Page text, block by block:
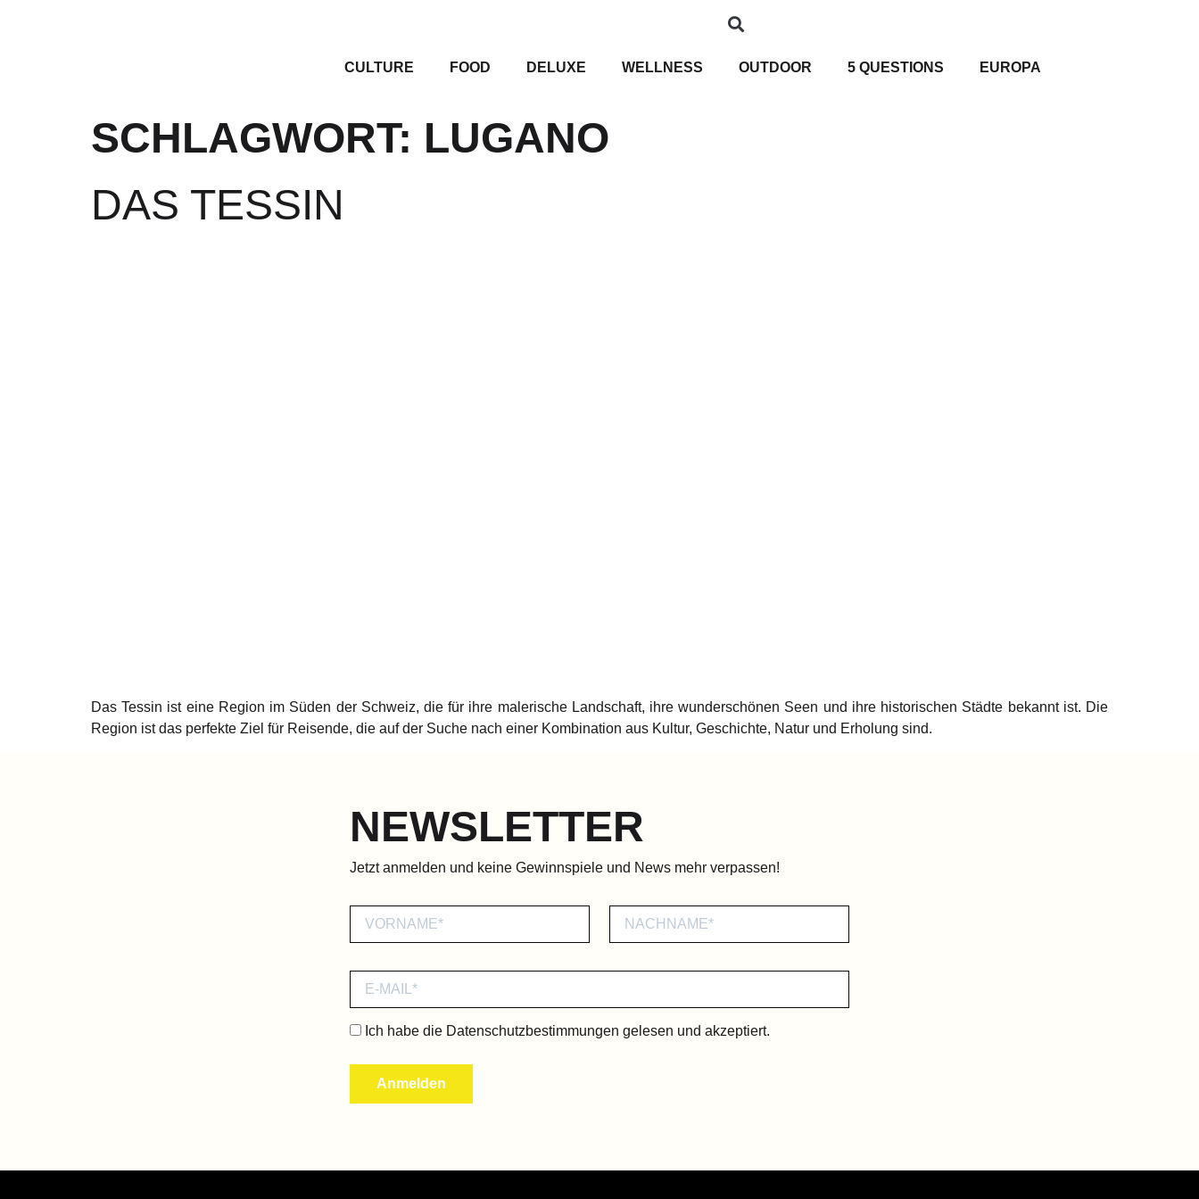
CULTURE FOOD DELUXE WELLNESS OUTDOOR 5 QUESTIONS EUROPA
SCHLAGWORT: LUGANO
DAS TESSIN
Das Tessin ist eine Region im Süden der Schweiz, die für ihre malerische Landschaft, ihre wunderschönen Seen und ihre historischen Städte bekannt ist. Die
Region ist das perfekte Ziel für Reisende, die auf der Suche nach einer Kombination aus Kultur, Geschichte, Natur und Erholung sind.
NEWSLETTER
Jetzt anmelden und keine Gewinnspiele und News mehr verpassen!
Ich habe die Datenschutzbestimmungen gelesen und akzeptiert.